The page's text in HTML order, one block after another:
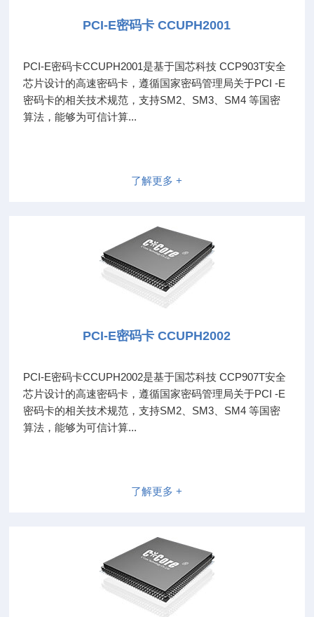
PCI-E密码卡 CCUPH2001
PCI-E密码卡CCUPH2001是基于国芯科技 CCP903T安全
芯片设计的高速密码卡，遵循国家密码管理局关于PCI -E
密码卡的相关技术规范，支持SM2、SM3、SM4 等国密
算法，能够为可信计算...
了解更多 +
PCI-E密码卡 CCUPH2002
PCI-E密码卡CCUPH2002是基于国芯科技 CCP907T安全
芯片设计的高速密码卡，遵循国家密码管理局关于PCI -E
密码卡的相关技术规范，支持SM2、SM3、SM4 等国密
算法，能够为可信计算...
了解更多 +